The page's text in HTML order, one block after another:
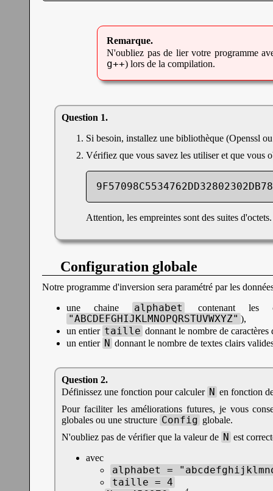
N'oubliez pas de lier votre programme
g++) lors de la compilation.
Si besoin, installez une bibliothèque (Openssl
Vérifiez que vous savez les utiliser et que vous
Attention, les empreintes sont des suites
Configuration globale
Notre programme d'inversion sera paramétré par les
une chaine
alphabet contenant les
"ABCDEFGHIJKLMNOPQRSTUVWXYZ" ),
un entier taille donnant le nombre de caractères
un entier N donnant le nombre de textes clairs
Définissez une fonction pour calculer N en fonction
Pour faciliter les améliorations futures, je vous
globales ou une structure Config globale.
N'oubliez pas de vérifier que la valeur de N est
avec
alphabet =
taille = 4